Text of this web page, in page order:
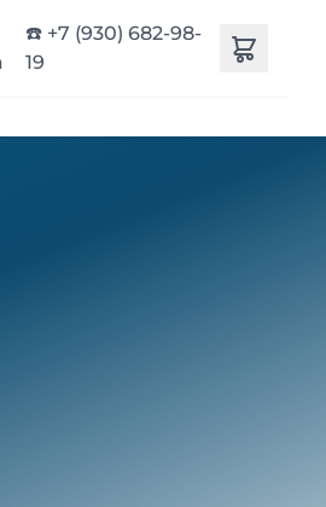
☎️ +7 (930) 682-98-
19